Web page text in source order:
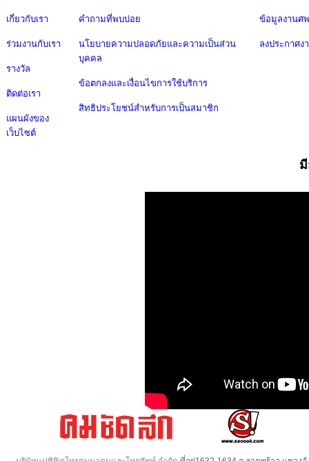
เกี่ยวกับเรา
ร่วมงานกับเรา
รางวัล
ติดต่อเรา
แผนผังของ
เว็บไซต์
คำถามที่พบบ่อย
นโยบายความปลอดภัยและความเป็นส่วน
บุคคล
ข้อตกลงและเงื่อนไขการใช้บริการ
สิทธิประโยชน์สำหรับการเป็นสมาชิก
ข้อมูลงานศพ
ลงประกาศง